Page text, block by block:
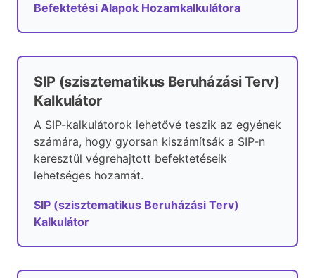
Befektetési Alapok Hozamkalkulátora
SIP (szisztematikus Beruházási Terv)
Kalkulátor
A SIP-kalkulátorok lehetővé teszik az egyének
számára, hogy gyorsan kiszámítsák a SIP-n
keresztül végrehajtott befektetéseik
lehetséges hozamát.
SIP (szisztematikus Beruházási Terv)
Kalkulátor